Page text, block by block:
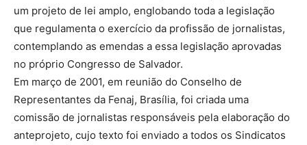
um projeto de lei amplo, englobando toda a legislação
que regulamenta o exercício da profissão de jornalistas,
contemplando as emendas a essa legislação aprovadas
no próprio Congresso de Salvador.
Em março de 2001, em reunião do Conselho de
Representantes da Fenaj, Brasília, foi criada uma
comissão de jornalistas responsáveis pela elaboração do
anteprojeto, cujo texto foi enviado a todos os Sindicatos